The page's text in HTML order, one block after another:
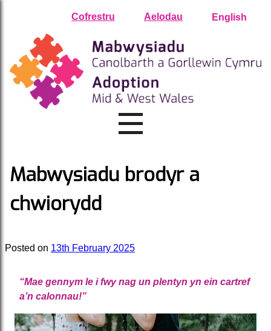
Cofrestru Aelodau English
Mabwysiadu brodyr a
chwiorydd
Posted on 13th February 2025
“Mae gennym le i fwy nag un plentyn yn ein cartref
a’n calonnau!”